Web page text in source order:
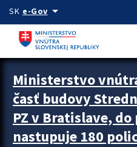
Preskocit na hlavný obsah
SK e-Govarrow_drop_down
Ministerstvo
časť budovy
PZ v Bratislave,
nastupuje 180